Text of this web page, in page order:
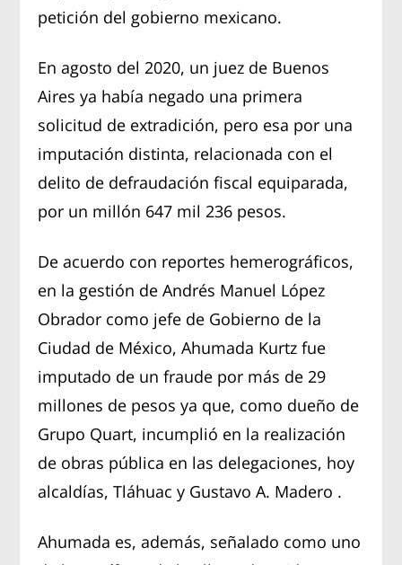
petición del gobierno mexicano.
En agosto del 2020, un juez de Buenos
Aires ya había negado una primera
solicitud de extradición, pero esa por una
imputación distinta, relacionada con el
delito de defraudación fiscal equiparada,
por un millón 647 mil 236 pesos.
De acuerdo con reportes hemerográficos,
en la gestión de Andrés Manuel López
Obrador como jefe de Gobierno de la
Ciudad de México, Ahumada Kurtz fue
imputado de un fraude por más de 29
millones de pesos ya que, como dueño de
Grupo Quart, incumplió en la realización
de obras pública en las delegaciones, hoy
alcaldías, Tláhuac y Gustavo A. Madero .
Ahumada es, además, señalado como uno